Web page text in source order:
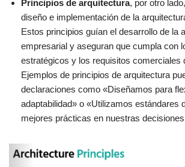
Principios de arquitectura, por otro
diseño e implementación de la
Estos principios guían el desarrollo de la
empresarial y aseguran que cumpla con
estratégicos y los requisitos comerciales
Ejemplos de principios de arquitectura
declaraciones como «Diseñamos para
adaptabilidad» o «Utilizamos estándares
mejores prácticas en nuestras